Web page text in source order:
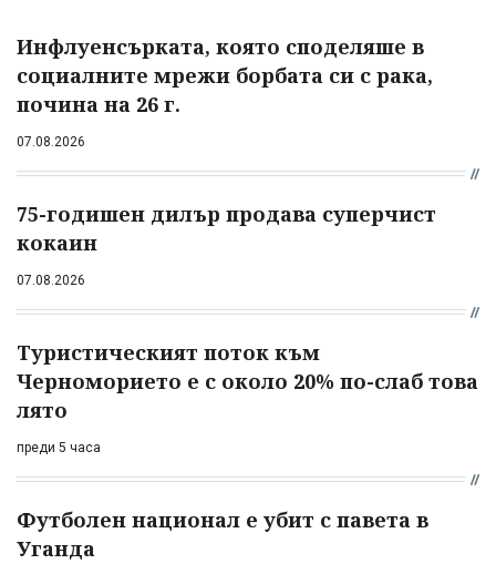
Инфлуенсърката, която споделяше в
социалните мрежи борбата си с рака,
почина на 26 г.
07.08.2026
75-годишен дилър продава суперчист
кокаин
07.08.2026
Туристическият поток към
Черноморието е с около 20% по-слаб това
лято
преди 5 часа
Футболен национал е убит с павета в
Уганда